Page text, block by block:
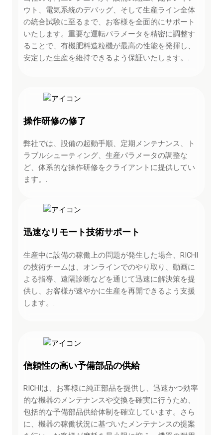
ウト、電気系統のデバッグ、そして生産ライン全体
の統合試験に至るまで、お客様を全面的にサポート
いたします。重要な運転パラメータを精密に調整す
ることで、有機肥料造粒機が最高の性能を発揮し、
安定した生産を維持できるよう保証いたします。.
操作研修の修了
弊社では、設備の起動手順、定期メンテナンス、ト
ラブルシューティング、生産パラメータの調整な
ど、体系的な操作研修をクライアントに提供してい
ます。.
迅速なリモート技術サポート
生産中に設備の稼働上の問題が発生した場合、RICHI
の技術チームは、オンラインでのやり取り、動画に
よる指導、遠隔診断などを通じて迅速に解決策を提
供し、お客様が速やかに生産を再開できるよう支援
します。.
信頼性の高い予備部品の供給
RICHIは、お客様に純正部品を提供し、迅速かつ効率
的な機器のメンテナンスや交換を確実に行うため、
包括的な予備部品供給体制を確立しています。さら
に、機器の稼働状況に基づいたメンテナンスの提案